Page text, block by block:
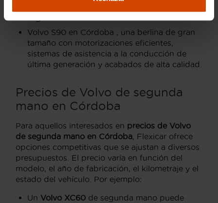
Volvo S90 en Córdoba , una berlina de gran
tamaño con motorizaciones eficientes,
sistemas de asistencia a la conducción de
última generación y acabados de alta calidad.
Precios de Volvo de segunda
mano en Córdoba
Para aquellos interesados en precios de Volvo
de segunda mano en Córdoba, Flexicar ofrece
opciones competitivas que se ajustan a diversos
presupuestos. El precio varía en función del
modelo, el año de fabricación, el kilometraje y el
estado del vehículo. Por ejemplo:
Un Volvo XC60 de segunda mano puede